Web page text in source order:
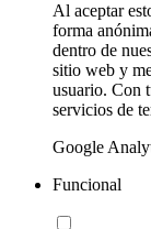
Al aceptar
forma
dentro de
sitio web y
usuario. Con
servicios de
Google
Funcional